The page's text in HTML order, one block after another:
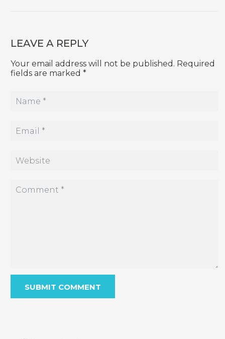
LEAVE A REPLY
Your email address will not be published. Required
fields are marked *